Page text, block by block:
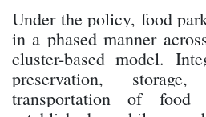
Under the policy, food
in a phased manner
cluster-based model.
preservation,
transportation of